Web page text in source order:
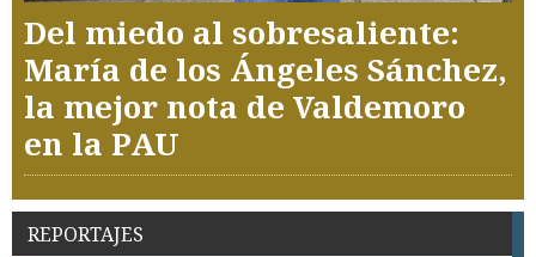
Del miedo al sobresaliente:
María de los Ángeles Sánchez,
la mejor nota de Valdemoro
en la PAU
REPORTAJES